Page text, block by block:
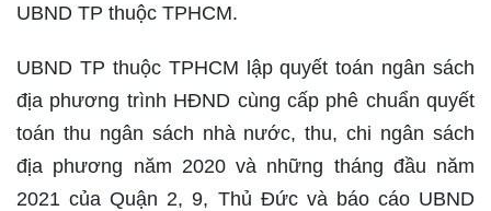
UBND TP thuộc TPHCM.
UBND TP thuộc TPHCM lập quyết toán ngân sách
địa phương trình HĐND cùng cấp phê chuẩn quyết
toán thu ngân sách nhà nước, thu, chi ngân sách
địa phương năm 2020 và những tháng đầu năm
2021 của Quận 2, 9, Thủ Đức và báo cáo UBND